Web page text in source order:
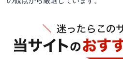
WEB完結型カードローン
WEB完結の中で、契約書や
カードローンはあるの？